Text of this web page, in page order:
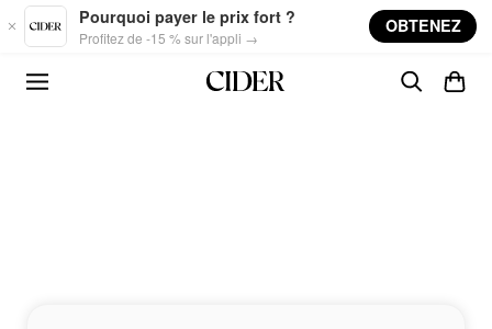
Skip to main content
Pourquoi payer le prix fort ?
Profitez de -15 % sur l'appli →
OBTENEZ